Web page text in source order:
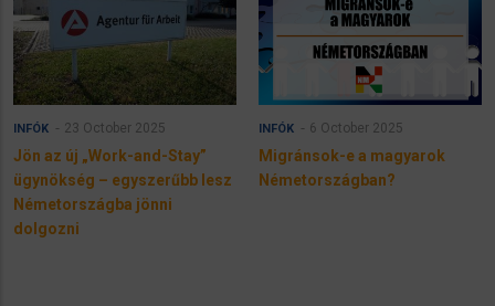
INFÓK 23 October 2025
Jön az új „Work-and-Stay”
ügynökség – egyszerűbb lesz
Németországba jönni
dolgozni
INFÓK 6 October 2025
Migránsok-e a magyarok
Németországban?